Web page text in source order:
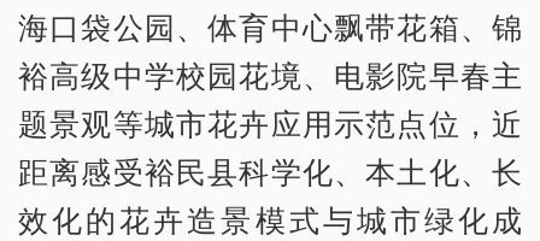
海口袋公园、体育中心飘带花箱、锦
裕高级中学校园花境、电影院早春主
题景观等城市花卉应用示范点位，近
距离感受裕民县科学化、本土化、长
效化的花卉造景模式与城市绿化成